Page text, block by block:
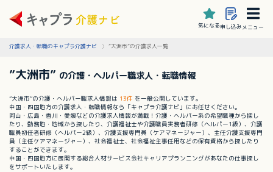
気になる申し込みメニュー
介護求人・転職のキャプラ介護ナビ ”大洲市”の介護求人一覧
”大洲市” の介護・ヘルパー職求人・転職情報
”大洲市”の介護・ヘルパー職求人情報は 13件 を一般公開しています。
中国・四国地方の介護求人・転職情報なら「キャプラ介護ナビ」にお任せください。
岡山・広島・香川・愛媛などの介護求人情報が満載！介護・ヘルパー系の希望職種から探し
たり、勤務地・地域から探したり、介護福祉士や介護職員実務者研修（ヘルパー1級）、介護
職員初任者研修（ヘルパー2級）、介護支援専門員（ケアマネージャー）、主任介護支援専門
員（主任ケアマネージャー）、社会福祉士、社会福祉主事任用などの保有資格から探したり
することができます。
中国・四国地方に展開する総合人材サービス会社キャリアプランニングがあなたの仕事探し
をサポートいたします。